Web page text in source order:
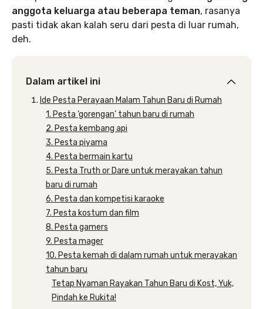
anggota keluarga atau beberapa teman, rasanya
pasti tidak akan kalah seru dari pesta di luar rumah,
deh.
Dalam artikel ini
Ide Pesta Perayaan Malam Tahun Baru di Rumah
1. Pesta ‘gorengan’ tahun baru di rumah
2. Pesta kembang api
3. Pesta piyama
4. Pesta bermain kartu
5. Pesta Truth or Dare untuk merayakan tahun
baru di rumah
6. Pesta dan kompetisi karaoke
7. Pesta kostum dan film
8. Pesta gamers
9. Pesta mager
10. Pesta kemah di dalam rumah untuk merayakan
tahun baru
Tetap Nyaman Rayakan Tahun Baru di Kost, Yuk,
Pindah ke Rukita!